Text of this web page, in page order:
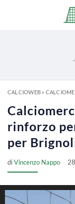
CALCIOWEB»
rinforzo
per
diVincenzo Nappo